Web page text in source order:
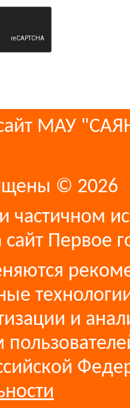
МАУ
© 2026
частичном
Первое
и